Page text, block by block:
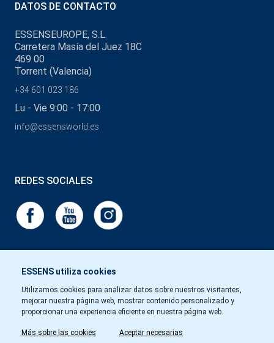
ESSENS utiliza cookies
Utilizamos cookies para analizar datos sobre nuestros visitantes,
mejorar nuestra página web, mostrar contenido personalizado y
proporcionar una experiencia eficiente en nuestra página web.
Más sobre las cookies Aceptar necesarias
DATOS DE CONTACTO
ESSENSEUROPE, S.L.
Carretera Masía del Juez 18C
469 00
Torrent (Valencia)
+34 601 023 186
Lu - Vie 9:00 - 17:00
info@essensworld.es
REDES SOCIALES